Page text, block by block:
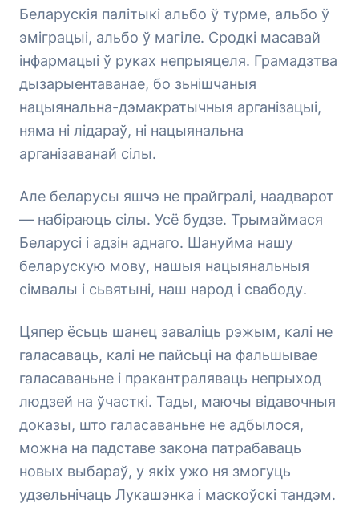
Беларускія палітыкі альбо ў турме, альбо ў
эміграцыі, альбо ў магіле. Сродкі масавай
інфармацыі ў руках непрыяцеля. Грамадзтва
дызарыентаванае, бо зьнішчаныя
нацыянальна-дэмакратычныя арганізацыі,
няма ні лідараў, ні нацыянальна
арганізаванай сілы.
Але беларусы яшчэ не прайгралі, наадварот
— набіраюць сілы. Усё будзе. Трымаймася
Беларусі і адзін аднаго. Шануйма нашу
беларускую мову, нашыя нацыянальныя
сімвалы і сьвятыні, наш народ і свабоду.
Цяпер ёсьць шанец заваліць рэжым, калі не
галасаваць, калі не пайсьці на фальшывае
галасаваньне і пракантраляваць непрыход
людзей на ўчасткі. Тады, маючы відавочныя
доказы, што галасаваньне не адбылося,
можна на падставе закона патрабаваць
новых выбараў, у якіх ужо ня змогуць
удзельнічаць Лукашэнка і маскоўскі тандэм.